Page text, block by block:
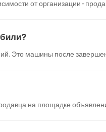
от организации-
Это машины после
на площадке